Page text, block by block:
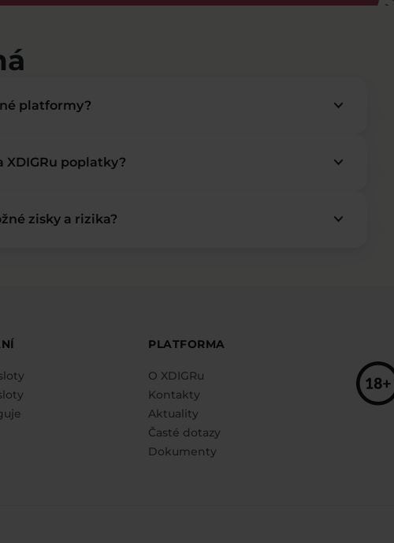
platformy? keyboard_arrow_down
XDIGRu poplatky? keyboard_arrow_down
zisky a rizika? keyboard_arrow_down
PLATFORMA
O XDIGRu
Kontakty
Aktuality
Časté dotazy
Dokumenty